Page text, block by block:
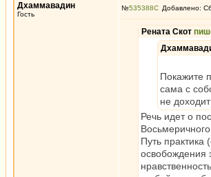
Дхаммавадин
Гость
№535388 Добавлено:
Рената Скот
Покажите
сама с
не
Речь идет о
Путь практика
освобождения